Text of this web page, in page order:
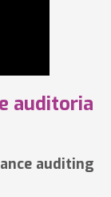
auditoria
auditing